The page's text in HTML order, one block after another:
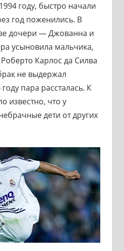
году, быстро начали
год поженились. В
дочери — Джованна и
усыновила мальчика,
Карлос да Силва
не выдержал
пара рассталась. К
известно, что у
дети от других